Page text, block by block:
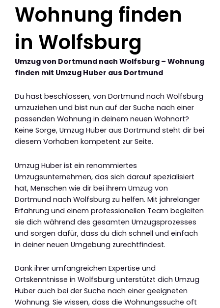
Wohnung finden
in Wolfsburg
Umzug von Dortmund nach Wolfsburg – Wohnung
finden mit Umzug Huber aus Dortmund
Du hast beschlossen, von Dortmund nach Wolfsburg
umzuziehen und bist nun auf der Suche nach einer
passenden Wohnung in deinem neuen Wohnort?
Keine Sorge, Umzug Huber aus Dortmund steht dir bei
diesem Vorhaben kompetent zur Seite.
Umzug Huber ist ein renommiertes
Umzugsunternehmen, das sich darauf spezialisiert
hat, Menschen wie dir bei ihrem Umzug von
Dortmund nach Wolfsburg zu helfen. Mit jahrelanger
Erfahrung und einem professionellen Team begleiten
sie dich während des gesamten Umzugsprozesses
und sorgen dafür, dass du dich schnell und einfach
in deiner neuen Umgebung zurechtfindest.
Dank ihrer umfangreichen Expertise und
Ortskenntnisse in Wolfsburg unterstützt dich Umzug
Huber auch bei der Suche nach einer geeigneten
Wohnung. Sie wissen, dass die Wohnungssuche oft